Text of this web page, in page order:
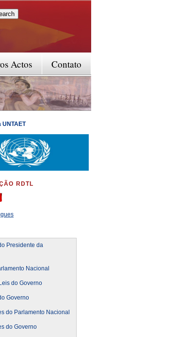
Contato
Actos
UNTAET
RDTL
Presidente da
Nacional
do Governo
Governo
do Parlamento Nacional
do Governo